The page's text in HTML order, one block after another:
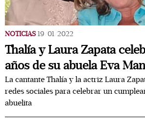
NOTICIAS 19/01/2022
Thalía y Laura Zapata
años de su abuela Eva
La cantante Thalía y la actriz Laura
redes sociales para celebrar un
abuelita